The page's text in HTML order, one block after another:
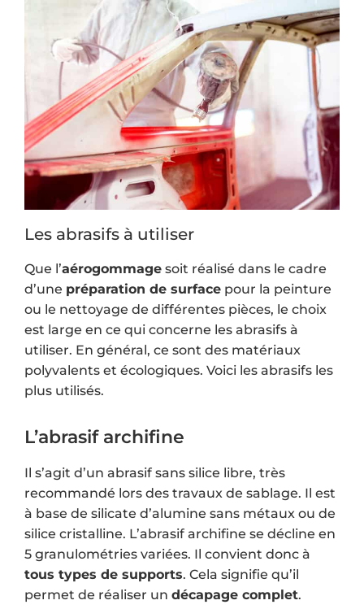
Les abrasifs à utiliser
Que l’aérogommage soit réalisé dans le cadre
d’une préparation de surface pour la peinture
ou le nettoyage de différentes pièces, le choix
est large en ce qui concerne les abrasifs à
utiliser. En général, ce sont des matériaux
polyvalents et écologiques. Voici les abrasifs les
plus utilisés.
L’abrasif archifine
Il s’agit d’un abrasif sans silice libre, très
recommandé lors des travaux de sablage. Il est
à base de silicate d’alumine sans métaux ou de
silice cristalline. L’abrasif archifine se décline en
5 granulométries variées. Il convient donc à
tous types de supports. Cela signifie qu’il
permet de réaliser un décapage complet.